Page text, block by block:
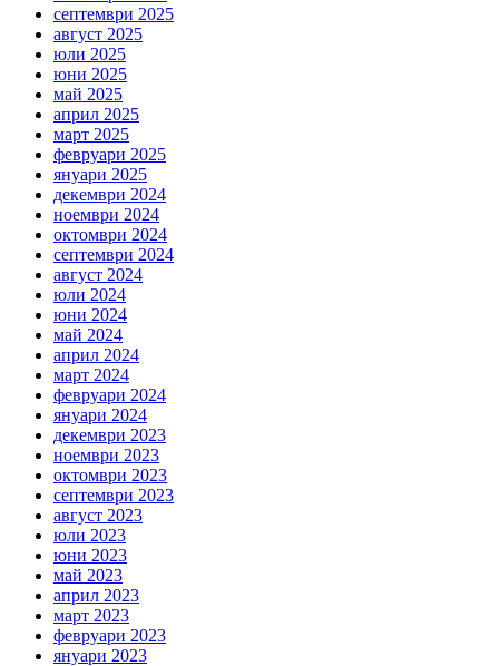
септември 2025
август 2025
юли 2025
юни 2025
май 2025
април 2025
март 2025
февруари 2025
януари 2025
декември 2024
ноември 2024
октомври 2024
септември 2024
август 2024
юли 2024
юни 2024
май 2024
април 2024
март 2024
февруари 2024
януари 2024
декември 2023
ноември 2023
октомври 2023
септември 2023
август 2023
юли 2023
юни 2023
май 2023
април 2023
март 2023
февруари 2023
януари 2023